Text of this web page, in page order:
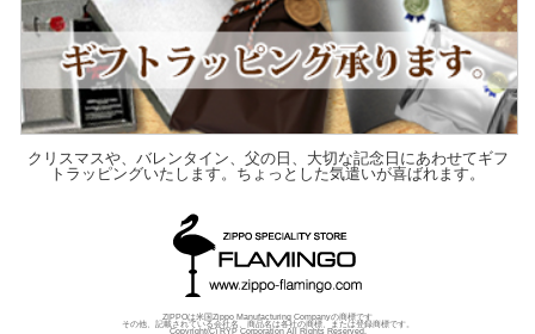
クリスマスや、バレンタイン、父の日、大切な記念日にあわせてギフ
トラッピングいたします。ちょっとした気遣いが喜ばれます。
ZIPPOは米国Zippo Manufacturing Companyの商標です
その他、記載されている会社名、商品名は各社の商標、または登録商標です。
Copyright(C) RYP Corporation All Rights Reserved.